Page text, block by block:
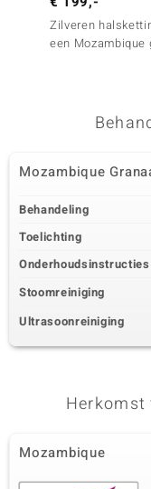
Zilveren
een Mozambique
Mozambique
Behandeling
Toelichting
Onderhoudsinstructies
Stoomreiniging
Ultrasoonreiniging
Herkomst
Mozambique